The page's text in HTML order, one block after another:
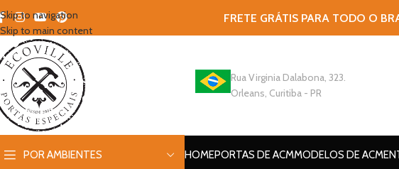
Skip to navigation
Skip to main content
FRETE GRÁTIS PARA TODO O
Rua Virginia Dalabona, 323.
Orleans, Curitiba - PR
POR AMBIENTES HOMEPORTAS DE ACMMODELOS DE ACM